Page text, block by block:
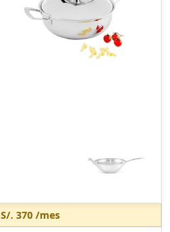
S/. 370/mes